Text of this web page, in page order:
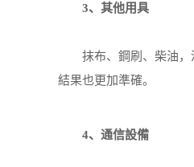
3、其他用具
抹布、鋼刷、柴油，清
結果也更加準確。
4、通信設備